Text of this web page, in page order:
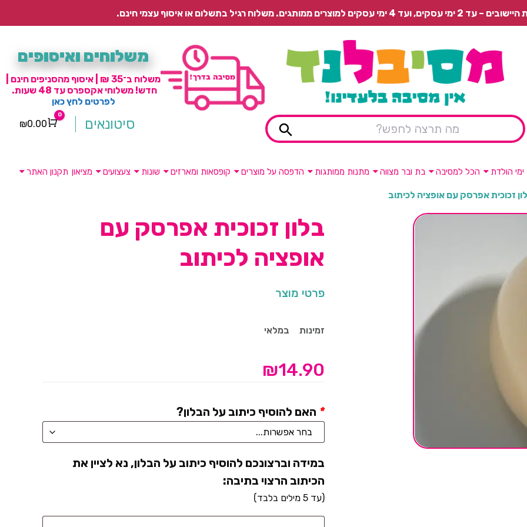
רגיל בתשלום או איסוף עצמי חינם.
משלוחים ואיסופים
משלוח ב־35 ₪ | איסוף מהסניפים חינם |
חדש! משלוחי אקספרס עד 48 שעות.
לפרטים לחץ כאן
סיטונאים Cart
0
₪0.00
ימי הולדת הכל למסיבה בת ובר מצווה מתנות ממותגות הדפסה על מוצרים קופסאות ומארזים שונות צעצועים מציאון תקנון האתר
זכוכית אפרסק עם אופציה לכיתוב
בלון זכוכית אפרסק עם
אופציה לכיתוב
פרטי מוצר
זמינות במלאי
₪14.90
האם להוסיף כיתוב על הבלון? *
במידה וברצונכם להוסיף כיתוב על הבלון, נא לציין את
הכיתוב הרצוי בתיבה:
(עד 5 מילים בלבד)